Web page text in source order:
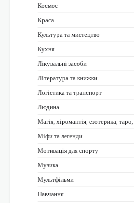
Космос
Краса
Культура та мистецтво
Кухня
Лікувальні засоби
Література та книжки
Логістика та транспорт
Людина
Магія, хіромантія, езотерика,
Міфи та легенди
Мотивація для спорту
Музика
Мультфільми
Навчання